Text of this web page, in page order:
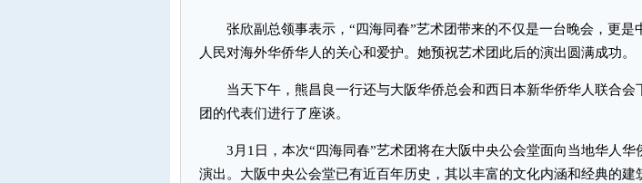
张欣副总领事表示，“四海同春”艺术团带来的不仅是一台晚会，更是
人民对海外华侨华人的关心和爱护。她预祝艺术团此后的演出圆满成功。
当天下午，熊昌良一行还与大阪华侨总会和西日本新华侨华人联合会
团的代表们进行了座谈。
3月1日，本次“四海同春”艺术团将在大阪中央公会堂面向当地华人华
演出。大阪中央公会堂已有近百年历史，其以丰富的文化内涵和经典的建